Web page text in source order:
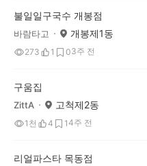
불일일구국수 개봉점
바람타고 개봉제1동
273 1 03주 전
구움집
ZittA 고척제2동
1천 4 14주 전
리얼파스타 목동점